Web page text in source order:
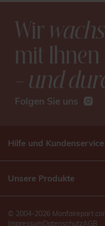
Wir
mit Ihnen
– und
Folgen Sie uns
Hilfe und Kundenservice
Unsere Produkte
© 2004-2026
ImpressumDatenschutzAGB